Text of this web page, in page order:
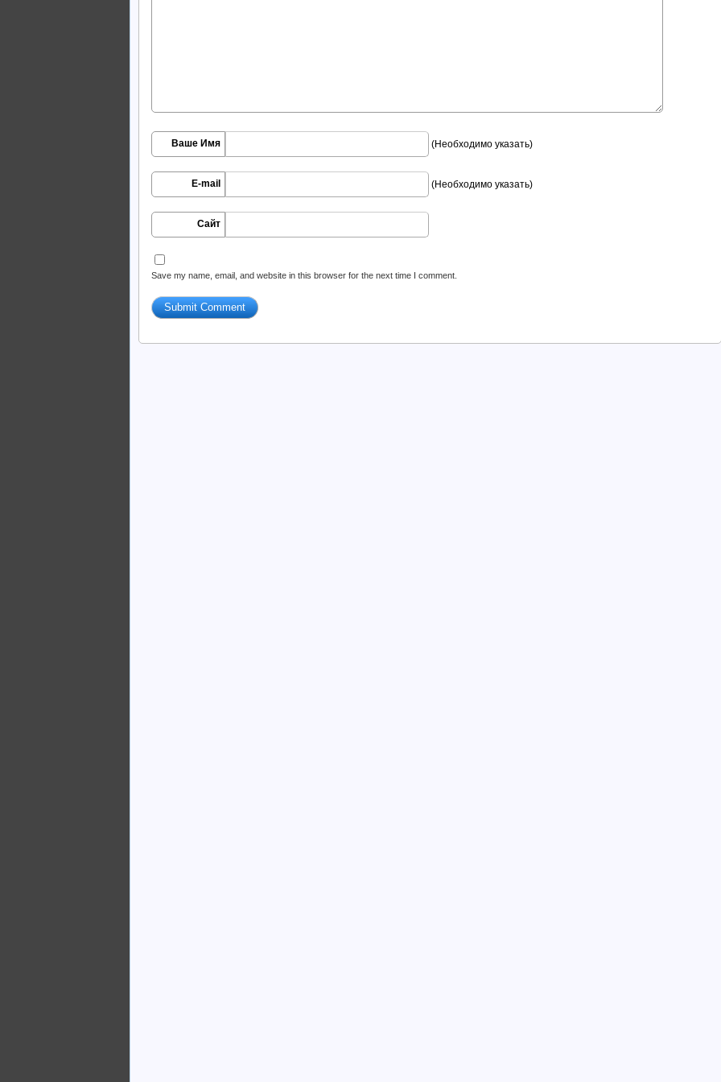
Ваше Имя (Необходимо указать)
E-mail (Необходимо указать)
Сайт
Save my name, email, and website in this browser for the next time I comment.